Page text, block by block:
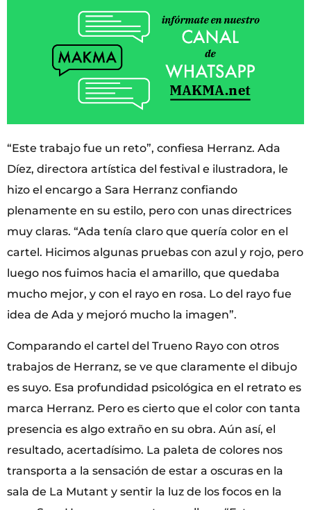
“Este trabajo fue un reto”, confiesa Herranz. Ada
Díez, directora artística del festival e ilustradora, le
hizo el encargo a Sara Herranz confiando
plenamente en su estilo, pero con unas directrices
muy claras. “Ada tenía claro que quería color en el
cartel. Hicimos algunas pruebas con azul y rojo, pero
luego nos fuimos hacia el amarillo, que quedaba
mucho mejor, y con el rayo en rosa. Lo del rayo fue
idea de Ada y mejoró mucho la imagen”.
Comparando el cartel del Trueno Rayo con otros
trabajos de Herranz, se ve que claramente el dibujo
es suyo. Esa profundidad psicológica en el retrato es
marca Herranz. Pero es cierto que el color con tanta
presencia es algo extraño en su obra. Aún así, el
resultado, acertadísimo. La paleta de colores nos
transporta a la sensación de estar a oscuras en la
sala de La Mutant y sentir la luz de los focos en la